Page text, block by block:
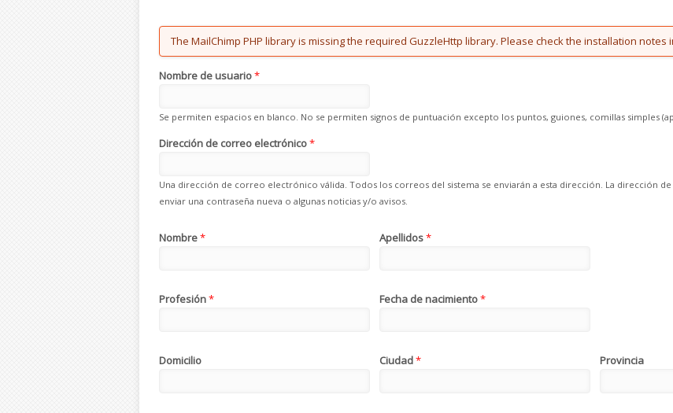
Error message
The MailChimp PHP library is missing the required GuzzleHttp library. Please check the installation notes
Nombre de usuario*
Se permiten espacios en blanco. No se permiten signos de puntuación excepto los puntos, guiones, comillas simples
Dirección de correo electrónico*
Una dirección de correo electrónico válida. Todos los correos del sistema se enviarán a esta dirección. La dirección
enviar una contraseña nueva o algunas noticias y/o avisos.
Nombre* Apellidos*
Profesión* Fecha de nacimiento*
Domicilio Ciudad* Provincia